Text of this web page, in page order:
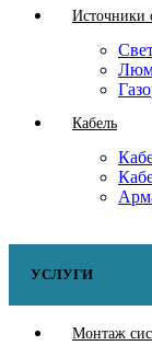
Источники
Кабель
УСЛУГИ
Монтаж